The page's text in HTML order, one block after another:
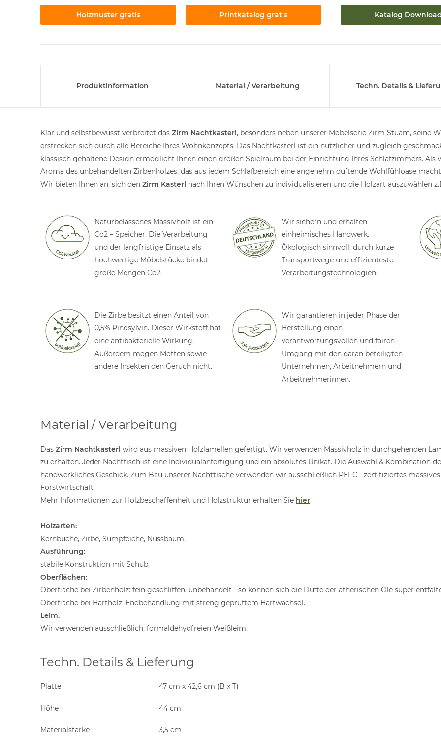
Holzmuster gratis Printkatalog gratis Katalog Download
Produktinformation Material / Verarbeitung Techn. Details &
Klar und selbstbewusst verbreitet das Zirm Nachtkasterl, besonders neben unserer Möbelserie Zirm Stuam,
erstrecken sich durch alle Bereiche Ihres Wohnkonzepts. Das Nachtkasterl ist ein nützlicher und zugleich
klassisch gehaltene Design ermöglicht Ihnen einen großen Spielraum bei der Einrichtung Ihres Schlafzimmers.
Aroma des unbehandelten Zirbenholzes, das aus jedem Schlafbereich eine angenehm duftende Wohlfühloase
Wir bieten Ihnen an, sich den Zirm Kasterl nach Ihren Wünschen zu individualisieren und die Holzart auszuwählen
Naturbelassenes Massivholz ist ein
Co2 – Speicher. Die Verarbeitung
und der langfristige Einsatz als
hochwertige Möbelstücke bindet
große Mengen Co2.
Wir sichern und erhalten
einheimisches Handwerk.
Ökologisch sinnvoll, durch kurze
Transportwege und effizienteste
Verarbeitungstechnologien.
Die Zirbe besitzt einen Anteil von
0,5% Pinosylvin. Dieser Wirkstoff hat
eine antibakterielle Wirkung.
Außerdem mögen Motten sowie
andere Insekten den Geruch nicht.
Wir garantieren in jeder Phase der
Herstellung einen
verantwortungsvollen und fairen
Umgang mit den daran beteiligten
Unternehmen, Arbeitnehmern und
Arbeitnehmerinnen.
Material / Verarbeitung
Das Zirm Nachtkasterl wird aus massiven Holzlamellen gefertigt. Wir verwenden Massivholz in durchgehenden
zu erhalten. Jeder Nachttisch ist eine Individualanfertigung und ein absolutes Unikat. Die Auswahl & Kombination
handwerkliches Geschick. Zum Bau unserer Nachttische verwenden wir ausschließlich PEFC - zertifiziertes
Forstwirtschaft.
Mehr Informationen zur Holzbeschaffenheit und Holzstruktur erhalten Sie hier.
Holzarten:
Kernbuche, Zirbe, Sumpfeiche, Nussbaum,
Ausführung:
stabile Konstruktion mit Schub,
Oberflächen:
Oberfläche bei Zirbenholz: fein geschliffen, unbehandelt - so können sich die Düfte der ätherischen Öle super
Oberfläche bei Hartholz: Endbehandlung mit streng geprüftem Hartwachsöl.
Leim:
Wir verwenden ausschließlich, formaldehydfreien Weißleim.
Techn. Details & Lieferung
Platte 47 cm x 42,6 cm (B x T)
Höhe 44 cm
Materialstärke 3,5 cm